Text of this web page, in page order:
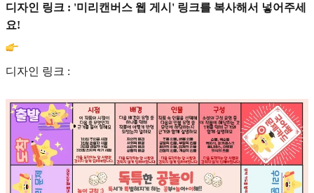
디자인 링크 : '미리캔버스 웹 게시' 링크를 복사해서 넣어주세
요!
디자인 링크 :